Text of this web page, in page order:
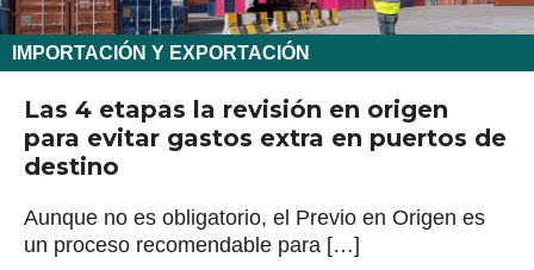
IMPORTACIÓN Y EXPORTACIÓN
Las 4 etapas la revisión en origen
para evitar gastos extra en puertos de
destino
Aunque no es obligatorio, el Previo en Origen es
un proceso recomendable para […]